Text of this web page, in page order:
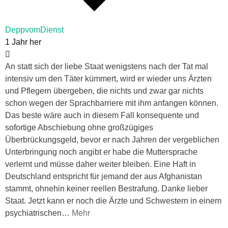
DeppvomDienst
1 Jahr her
An statt sich der liebe Staat wenigstens nach der Tat mal
intensiv um den Täter kümmert, wird er wieder uns Ärzten
und Pflegern übergeben, die nichts und zwar gar nichts
schon wegen der Sprachbarriere mit ihm anfangen können.
Das beste wäre auch in diesem Fall konsequente und
sofortige Abschiebung ohne großzügiges
Überbrückungsgeld, bevor er nach Jahren der vergeblichen
Unterbringung noch angibt er habe die Muttersprache
verlernt und müsse daher weiter bleiben. Eine Haft in
Deutschland entspricht für jemand der aus Afghanistan
stammt, ohnehin keiner reellen Bestrafung. Danke lieber
Staat. Jetzt kann er noch die Ärzte und Schwestern in einem
psychiatrischen… Mehr